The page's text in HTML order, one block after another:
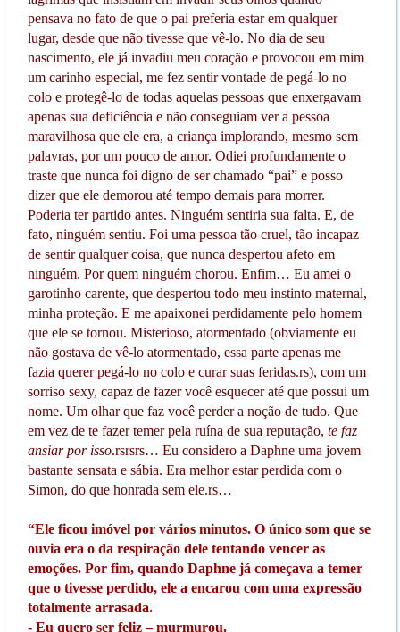
pensava no fato de que o pai preferia estar em qualquer
lugar, desde que não tivesse que vê-lo. No dia de seu
nascimento, ele já invadiu meu coração e provocou em mim
um carinho especial, me fez sentir vontade de pegá-lo no
colo e protegê-lo de todas aquelas pessoas que enxergavam
apenas sua deficiência e não conseguiam ver a pessoa
maravilhosa que ele era, a criança implorando, mesmo sem
palavras, por um pouco de amor. Odiei profundamente o
traste que nunca foi digno de ser chamado “pai” e posso
dizer que ele demorou até tempo demais para morrer.
Poderia ter partido antes. Ninguém sentiria sua falta. E, de
fato, ninguém sentiu. Foi uma pessoa tão cruel, tão incapaz
de sentir qualquer coisa, que nunca despertou afeto em
ninguém. Por quem ninguém chorou. Enfim… Eu amei o
garotinho carente, que despertou todo meu instinto maternal,
minha proteção. E me apaixonei perdidamente pelo homem
que ele se tornou. Misterioso, atormentado (obviamente eu
não gostava de vê-lo atormentado, essa parte apenas me
fazia querer pegá-lo no colo e curar suas feridas.rs), com um
sorriso sexy, capaz de fazer você esquecer até que possui um
nome. Um olhar que faz você perder a noção de tudo. Que
em vez de te fazer temer pela ruína de sua reputação, te faz
ansiar por isso.rsrsrs… Eu considero a Daphne uma jovem
bastante sensata e sábia. Era melhor estar perdida com o
Simon, do que honrada sem ele.rs…
“Ele ficou imóvel por vários minutos. O único som que se
ouvia era o da respiração dele tentando vencer as
emoções. Por fim, quando Daphne já começava a temer
que o tivesse perdido, ele a encarou com uma expressão
totalmente arrasada.
- Eu quero ser feliz – murmurou.